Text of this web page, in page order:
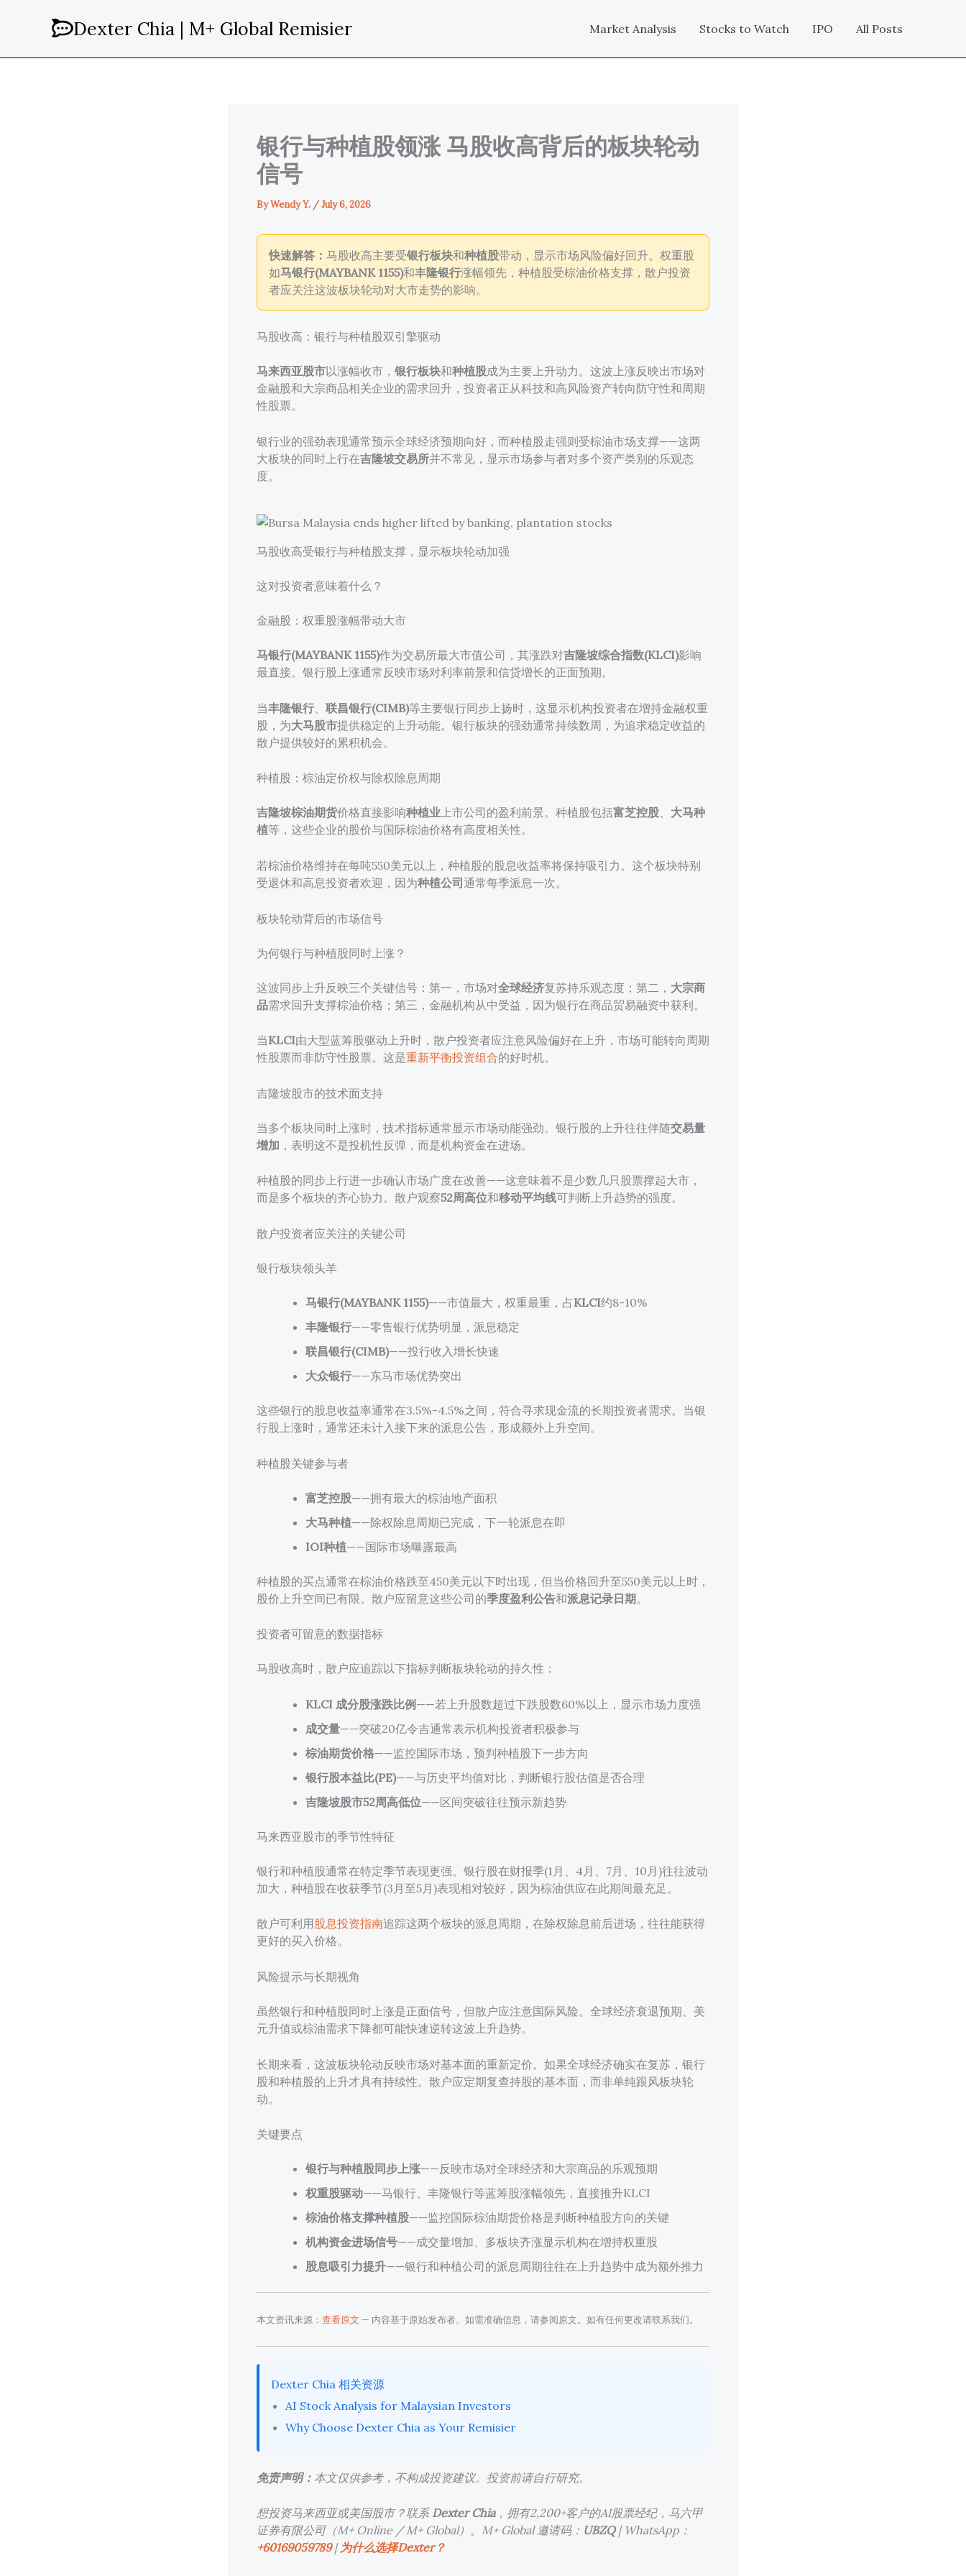
Dexter Chia | M+ Global Remisier Market Analysis Stocks to Watch IPO All Posts
银行与种植股领涨 马股收高背后的板块轮动
信号
ByWendy Y. /July 6, 2026
快速解答： 马股收高主要受银行板块和种植股带动，显示市场风险偏好回升。权重股
如马银行(MAYBANK 1155)和丰隆银行涨幅领先，种植股受棕油价格支撑，散户投资
者应关注这波板块轮动对大市走势的影响。
马股收高：银行与种植股双引擎驱动
马来西亚股市以涨幅收市， 银行板块和种植股成为主要上升动力。这波上涨反映出市场对
金融股和大宗商品相关企业的需求回升，投资者正从科技和高风险资产转向防守性和周期
性股票。
银行业的强劲表现通常预示全球经济预期向好，而种植股走强则受棕油市场支撑——这两
大板块的同时上行在吉隆坡交易所并不常见，显示市场参与者对多个资产类别的乐观态
度。
马股收高受银行与种植股支撑，显示板块轮动加强
这对投资者意味着什么？
金融股：权重股涨幅带动大市
马银行(MAYBANK 1155)作为交易所最大市值公司，其涨跌对吉隆坡综合指数(KLCI)影响
最直接。银行股上涨通常反映市场对利率前景和信贷增长的正面预期。
当丰隆银行 联昌银行(CIMB)等主要银行同步上扬时，这显示机构投资者在增持金融权重
股，为大马股市提供稳定的上升动能。银行板块的强劲通常持续数周，为追求稳定收益的
散户提供较好的累积机会。
种植股：棕油定价权与除权除息周期
吉隆坡棕油期货价格直接影响种植业上市公司的盈利前景。种植股包括富芝控股、 大马种
植等，这些企业的股价与国际棕油价格有高度相关性。
若棕油价格维持在每吨550美元以上，种植股的股息收益率将保持吸引力。这个板块特别
受退休和高息投资者欢迎，因为种植公司通常每季派息一次。
板块轮动背后的市场信号
为何银行与种植股同时上涨？
这波同步上升反映三个关键信号：第一，市场对全球经济复苏持乐观态度；第二， 大宗商
品需求回升支撑棕油价格；第三，金融机构从中受益，因为银行在商品贸易融资中获利。
当KLCI由大型蓝筹股驱动上升时，散户投资者应注意风险偏好在上升，市场可能转向周期
性股票而非防守性股票。这是重新平衡投资组合的好时机。
吉隆坡股市的技术面支持
当多个板块同时上涨时，技术指标通常显示市场动能强劲。银行股的上升往往伴随交易量
增加 ，表明这不是投机性反弹，而是机构资金在进场。
种植股的同步上行进一步确认市场广度在改善——这意味着不是少数几只股票撑起大市，
而是多个板块的齐心协力。散户观察52周高位和移动平均线可判断上升趋势的强度。
散户投资者应关注的关键公司
银行板块领头羊
马银行(MAYBANK 1155)——市值最大，权重最重，占KLCI约8-10%
丰隆银行——零售银行优势明显，派息稳定
联昌银行(CIMB)——投行收入增长快速
大众银行——东马市场优势突出
这些银行的股息收益率通常在3.5%-4.5%之间，符合寻求现金流的长期投资者需求。当银
行股上涨时，通常还未计入接下来的派息公告，形成额外上升空间。
种植股关键参与者
富芝控股——拥有最大的棕油地产面积
大马种植——除权除息周期已完成，下一轮派息在即
IOI种植——国际市场曝露最高
种植股的买点通常在棕油价格跌至450美元以下时出现，但当价格回升至550美元以上时，
股价上升空间已有限。散户应留意这些公司的季度盈利公告和派息记录日期。
投资者可留意的数据指标
马股收高时，散户应追踪以下指标判断板块轮动的持久性：
KLCI 成分股涨跌比例——若上升股数超过下跌股数60%以上，显示市场力度强
成交量——突破20亿令吉通常表示机构投资者积极参与
棕油期货价格——监控国际市场，预判种植股下一步方向
银行股本益比(PE)——与历史平均值对比，判断银行股估值是否合理
吉隆坡股市52周高低位——区间突破往往预示新趋势
马来西亚股市的季节性特征
银行和种植股通常在特定季节表现更强。银行股在财报季(1月、4月、7月、10月)往往波动
加大，种植股在收获季节(3月至5月)表现相对较好，因为棕油供应在此期间最充足。
散户可利用股息投资指南追踪这两个板块的派息周期，在除权除息前后进场，往往能获得
更好的买入价格。
风险提示与长期视角
虽然银行和种植股同时上涨是正面信号，但散户应注意国际风险。全球经济衰退预期、美
元升值或棕油需求下降都可能快速逆转这波上升趋势。
长期来看，这波板块轮动反映市场对基本面的重新定价。如果全球经济确实在复苏，银行
股和种植股的上升才具有持续性。散户应定期复查持股的基本面，而非单纯跟风板块轮
动。
关键要点
银行与种植股同步上涨——反映市场对全球经济和大宗商品的乐观预期
权重股驱动——马银行、丰隆银行等蓝筹股涨幅领先，直接推升KLCI
棕油价格支撑种植股——监控国际棕油期货价格是判断种植股方向的关键
机构资金进场信号——成交量增加、多板块齐涨显示机构在增持权重股
股息吸引力提升——银行和种植公司的派息周期往往在上升趋势中成为额外推力
本文资讯来源： 查看原文 — 内容基于原始发布者。如需准确信息，请参阅原文。如有任何更改请联系我们。
Dexter Chia 相关资源
AI Stock Analysis for Malaysian Investors
Why Choose Dexter Chia as Your Remisier
免责声明： 本文仅供参考，不构成投资建议。投资前请自行研究。
想投资马来西亚或美国股市？联系 Dexter Chia，拥有2,200+客户的AI股票经纪，马六甲
证券有限公司（M+ Online / M+ Global）。M+ Global 邀请码： UBZQ| WhatsApp：
+60169059789| 为什么选择Dexter？